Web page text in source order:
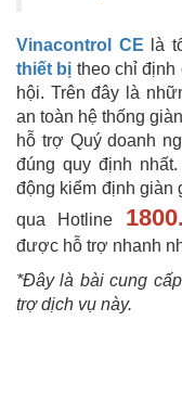
Vinacontrol CE là
thiết bị theo chỉ định
hội. Trên đây là
an toàn hệ thống
hỗ trợ Quý doanh
đúng quy định
động kiểm định giàn
qua Hotline
được hỗ trợ nhanh
*Đây là bài cung
trợ dịch vụ này.